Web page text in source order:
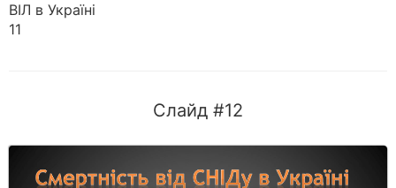
ВІЛ в Україні
11
Слайд #12